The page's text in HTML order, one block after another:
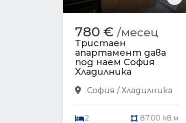
780 € /месец
Тристаен
апартамент дава
под наем София
Хладилника
София / Хладилника
2 87.00 кв.м